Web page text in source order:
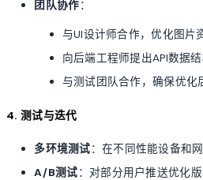
团队协作：
与UI设计师合作，优化图片
向后端工程师提出API数据
与测试团队合作，确保优化
4. 测试与迭代
多环境测试：在不同性能设备和
A/B测试：对部分用户推送优化